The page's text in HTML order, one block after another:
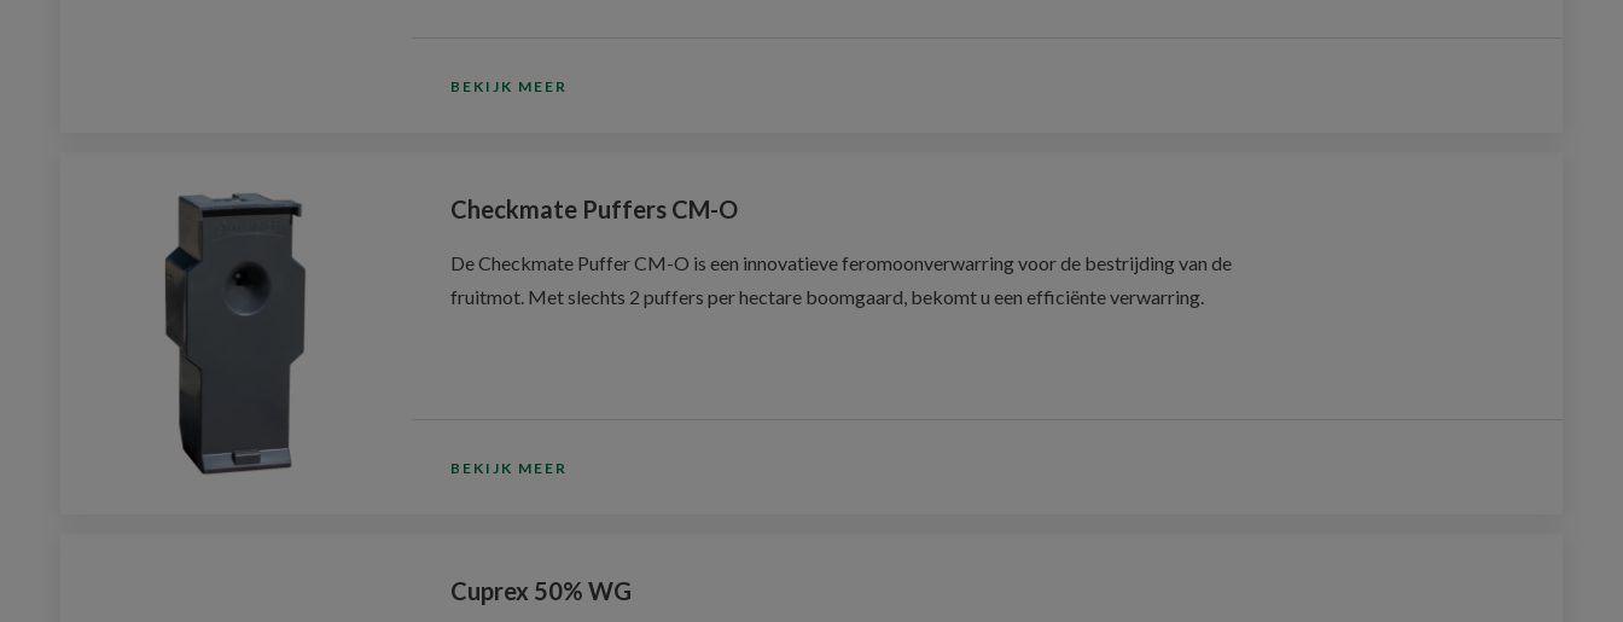
BEKIJK MEER
Checkmate Puffers CM-O
De Checkmate Puffer CM-O is een innovatieve feromoonverwarring voor de bestrijding van de
fruitmot. Met slechts 2 puffers per hectare boomgaard, bekomt u een efficiënte verwarring.
BEKIJK MEER
Cuprex 50% WG